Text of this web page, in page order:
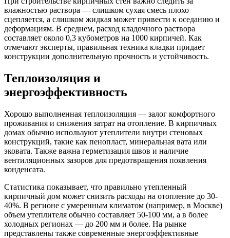
влажностью раствора — слишком сухая смесь плохо
сцепляется, а слишком жидкая может привести к оседанию и
деформациям. В среднем, расход кладочного раствора
составляет около 0,3 кубометров на 1000 кирпичей. Как
отмечают эксперты, правильная техника кладки придает
конструкции дополнительную прочность и устойчивость.
Теплоизоляция и
энергоэффективность
Хорошо выполненная теплоизоляция — залог комфортного
проживания и снижения затрат на отопление. В кирпичных
домах обычно используют утеплители внутри стеновых
конструкций, такие как пенопласт, минеральная вата или
эковата. Также важна герметизация швов и наличие
вентиляционных зазоров для предотвращения появления
конденсата.
Статистика показывает, что правильно утепленный
кирпичный дом может снизить расходы на отопление до 30-
40%. В регионе с умеренным климатом (например, в Москве)
объем утеплителя обычно составляет 50-100 мм, а в более
холодных регионах — до 200 мм и более. На рынке
представлены также современные энергоэффективные